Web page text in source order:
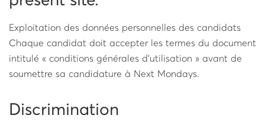
Exploitation des données personnelles des candidats
Chaque candidat doit accepter les termes du document
intitulé « conditions générales d’utilisation » avant de
soumettre sa candidature à Next Mondays.
Discrimination